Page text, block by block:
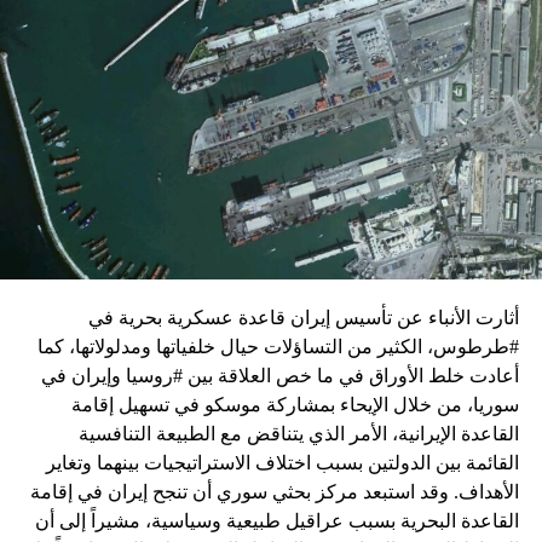
زيارة تأتي في إطار الجهود الدبلوماسية المكثفة التي تبذلها
واشنطن للدفع بالمفاوضات والتوصل إلى اتفاق لوقف لإطلاق
النار في غزة.
ويبدو أن نتنياهو استبق زيارة بلينكن لإسرائيل بالتأكيد على أن
الضغوط يجب أن تتوجه إلى حماس، وليس على حكومته.
كما وقال بيان من مكتب نتنياهو إنه مصر على بقاء القوات
الإسرائيلية في محور فيلادلفيا “لمنع الإرهابيين من إعادة
التسلح”.
وفي هذا السياق، قال الكاتب والباحث السياسي الفلسطيني
جمال زقوت في حديث لـ”سكاي نيوز عربية”:
حماس ليست عقبة في المفاوضات وأي حديث من هذا
القبيل تجني على الموقف الفلسطيني.
المعضلة الأساسية هي أن نتنياهو يعرض المجتمع
الإسرائيلي والمنطقة للخطر.
أثارت الأنباء عن تأسيس إيران قاعدة عسكرية بحرية في
#طرطوس، الكثير من التساؤلات حيال خلفياتها ومدلولاتها، كما
أعادت خلط الأوراق في ما خص العلاقة بين #روسيا وإيران في
سوريا، من خلال الإيحاء بمشاركة موسكو في تسهيل إقامة
القاعدة الإيرانية، الأمر الذي يتناقض مع الطبيعة التنافسية
القائمة بين الدولتين بسبب اختلاف الاستراتيجيات بينهما وتغاير
الأهداف. وقد استبعد مركز بحثي سوري أن تنجح إيران في إقامة
القاعدة البحرية بسبب عراقيل طبيعية وسياسية، مشيراً إلى أن